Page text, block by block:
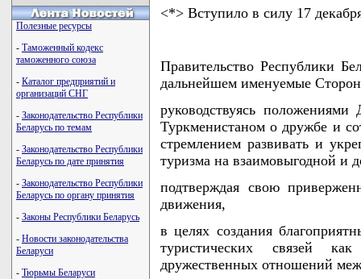
Полезные ресурсы
- Таможенный кодекс
таможенного союза
- Каталог предприятий и
организаций СНГ
- Законодательство Республики
Беларусь по темам
- Законодательство Республики
Беларусь по дате принятия
- Законодательство Республики
Беларусь по органу принятия
- Законы Республики Беларусь
- Новости законодательства
Беларуси
- Тюрьмы Беларуси
<*> Вступило в силу 17
Правительство Республики
дальнейшем именуемые
руководствуясь
Туркменистаном о дружбе и
стремлением развивать и
туризма на взаимовыгодной и
подтверждая свою
движения,
в целях создания
туристических связей
дружественных отношений